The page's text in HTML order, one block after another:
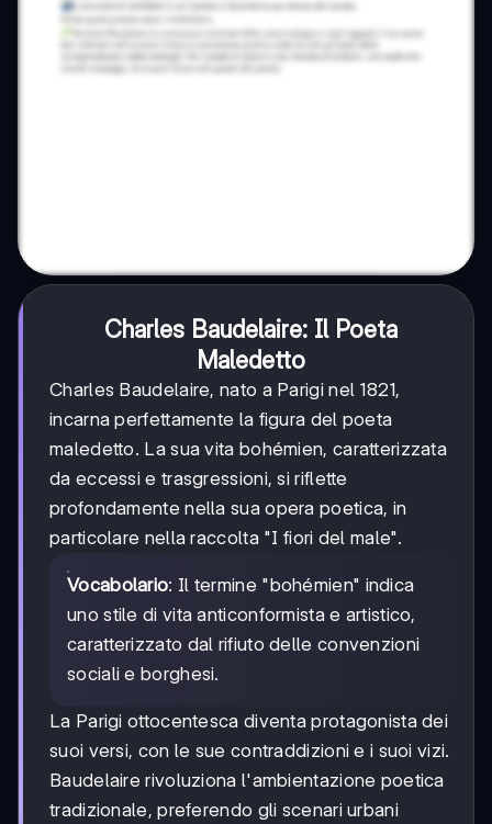
Charles Baudelaire: Il Poeta
Maledetto
Charles Baudelaire, nato a Parigi nel 1821,
incarna perfettamente la figura del poeta
maledetto. La sua vita bohémien, caratterizzata
da eccessi e trasgressioni, si riflette
profondamente nella sua opera poetica, in
particolare nella raccolta "I fiori del male".
Vocabolario: Il termine "bohémien" indica
uno stile di vita anticonformista e artistico,
caratterizzato dal rifiuto delle convenzioni
sociali e borghesi.
La Parigi ottocentesca diventa protagonista dei
suoi versi, con le sue contraddizioni e i suoi vizi.
Baudelaire rivoluziona l'ambientazione poetica
tradizionale, preferendo gli scenari urbani